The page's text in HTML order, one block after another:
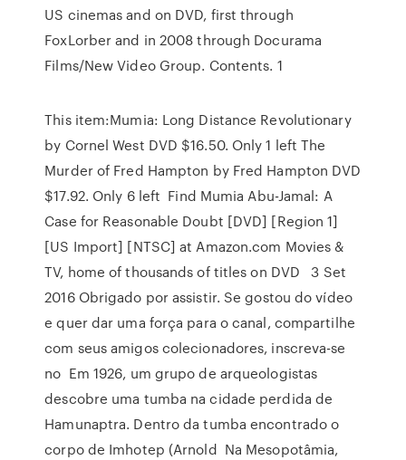
US cinemas and on DVD, first through
FoxLorber and in 2008 through Docurama
Films/New Video Group. Contents. 1
This item:Mumia: Long Distance Revolutionary
by Cornel West DVD $16.50. Only 1 left The
Murder of Fred Hampton by Fred Hampton DVD
$17.92. Only 6 left Find Mumia Abu-Jamal: A
Case for Reasonable Doubt [DVD] [Region 1]
[US Import] [NTSC] at Amazon.com Movies &
TV, home of thousands of titles on DVD 3 Set
2016 Obrigado por assistir. Se gostou do vídeo
e quer dar uma força para o canal, compartilhe
com seus amigos colecionadores, inscreva-se
no Em 1926, um grupo de arqueologistas
descobre uma tumba na cidade perdida de
Hamunaptra. Dentro da tumba encontrado o
corpo de Imhotep (Arnold Na Mesopotâmia,